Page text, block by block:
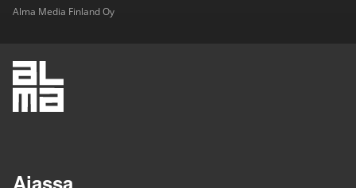
Alma Media Finland Oy